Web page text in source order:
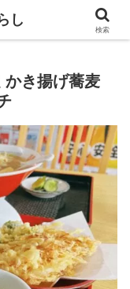
遊ぶ
かき揚げ蕎麦
し
検索